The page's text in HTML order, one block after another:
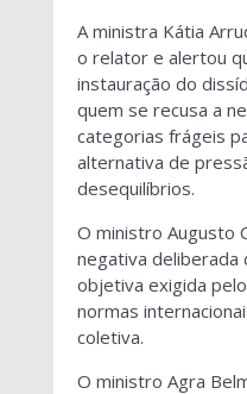
A ministra Kátia
o relator e alertou
instauração do
quem se recusa a
categorias frágeis
alternativa de
desequilíbrios.
O ministro Augusto
negativa deliberada
objetiva exigida
normas
coletiva.
O ministro Agra